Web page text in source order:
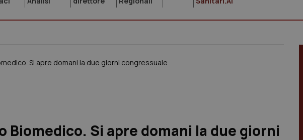
Si apre domani la due giorni congressuale
Si apre domani la due giorni